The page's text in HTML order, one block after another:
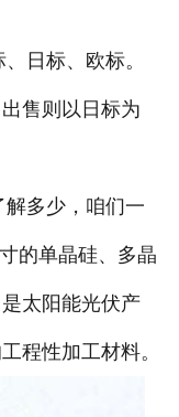
日标、欧标。
售则以日标为
多少，咱们一
的单晶硅、多晶
太阳能光伏产
程性加工材料。